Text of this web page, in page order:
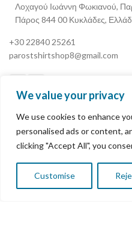
We value your privacy
We use cookies to enhance
personalised ads or content,
clicking "Accept All", you
Customise
Λοχαγού Ιωάννη Φωκιανού,
Πάρος 844 00 Κυκλάδες,
+30 22840 25261
parostshirtshop8@gmail.com
Ο Λογαριασμός Μου
Terms & Conditions
Πολιτική Επιστροφής
0